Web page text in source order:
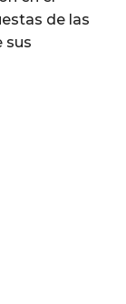
de las
sus